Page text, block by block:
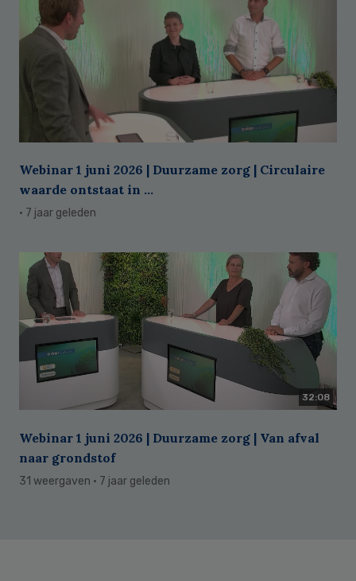
Webinar 1 juni 2026 | Duurzame zorg | Circulaire
waarde ontstaat in ...
· 7 jaar geleden
32:08
Webinar 1 juni 2026 | Duurzame zorg | Van afval
naar grondstof
31 weergaven · 7 jaar geleden